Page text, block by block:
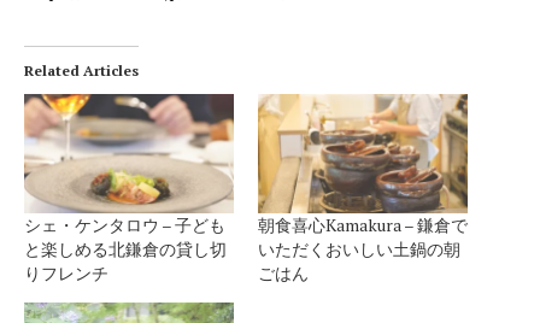
Related Articles
シェ・ケンタロウ – 子ども
と楽しめる北鎌倉の貸し切
りフレンチ
朝食喜心Kamakura – 鎌倉で
いただくおいしい土鍋の朝
ごはん